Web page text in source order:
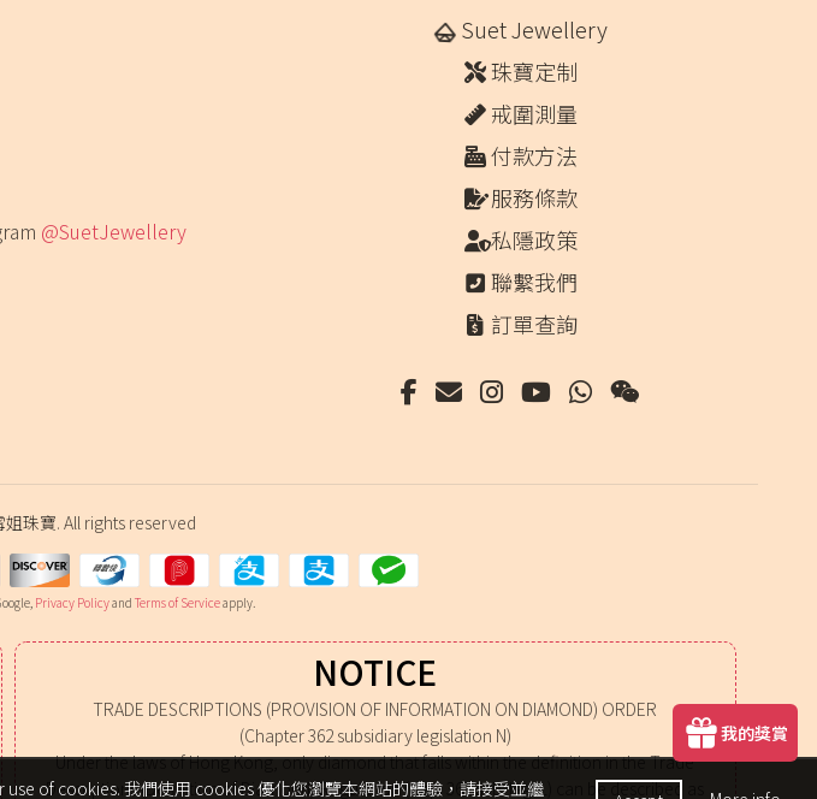
@SuetJewellery
Suet Jewellery
珠寶定制
戒圍測量
付款方法
服務條款
私隱政策
聯繫我們
訂單查詢
姐珠寶. All rights reserved
Privacy PolicyandTerms of Serviceapply.
NOTICE
TRADE DESCRIPTIONS (PROVISION OF INFORMATION ON DIAMOND) ORDER
(Chapter 362 subsidiary legislation N)
Under the laws of Hong Kong, only diamond that falls within the definition in the Trade
Descriptions (Definition of Diamond) Regulation (Cap. 362 sub. leg. L) can be described as
我的獎賞
of cookies. 我們使用 cookies 優化您瀏覽本網站的體驗，請接受並繼